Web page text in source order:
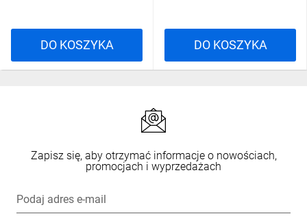
DO KOSZYKA DO KOSZYKA
Zapisz się, aby otrzymać informacje o nowościach,
promocjach i wyprzedażach
Podaj adres e-mail